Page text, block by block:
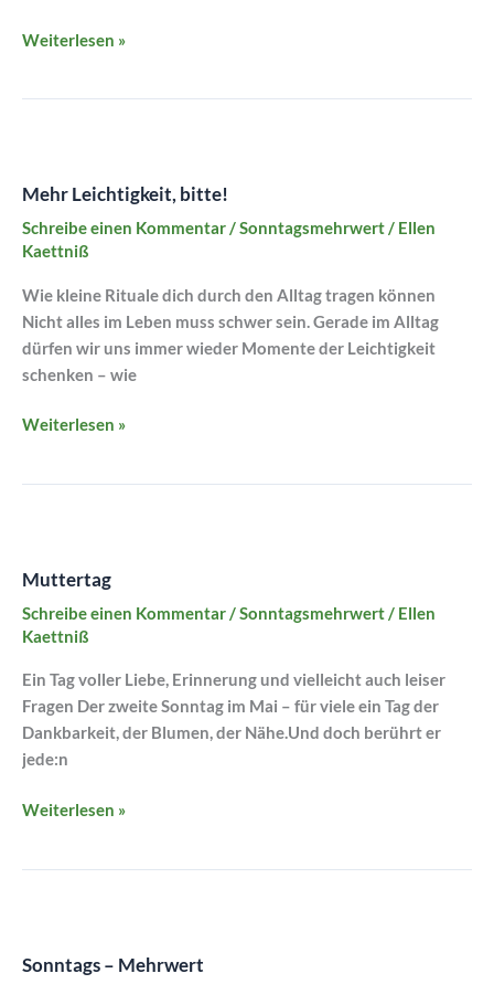
Weiterlesen »
Mehr Leichtigkeit, bitte!
Schreibe einen Kommentar/Sonntagsmehrwert/ Ellen
Kaettniß
Wie kleine Rituale dich durch den Alltag tragen können
Nicht alles im Leben muss schwer sein. Gerade im Alltag
dürfen wir uns immer wieder Momente der Leichtigkeit
schenken – wie
bitte!
Weiterlesen »
Muttertag
Schreibe einen Kommentar/Sonntagsmehrwert/ Ellen
Kaettniß
Ein Tag voller Liebe, Erinnerung und vielleicht auch leiser
Fragen Der zweite Sonntag im Mai – für viele ein Tag der
Dankbarkeit, der Blumen, der Nähe.Und doch berührt er
jede:n
Weiterlesen »
Sonntags – Mehrwert
Mehrwert